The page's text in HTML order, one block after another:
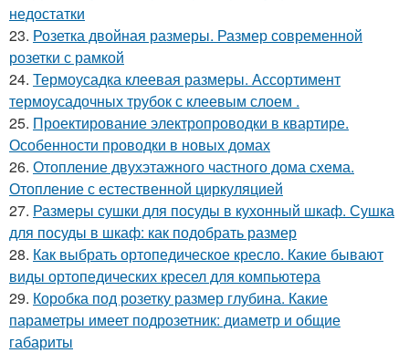
недостатки
23. Розетка двойная размеры. Размер современной
розетки с рамкой
24. Термоусадка клеевая размеры. Ассортимент
термоусадочных трубок с клеевым слоем .
25. Проектирование электропроводки в квартире.
Особенности проводки в новых домах
26. Отопление двухэтажного частного дома схема.
Отопление с естественной циркуляцией
27. Размеры сушки для посуды в кухонный шкаф. Сушка
для посуды в шкаф: как подобрать размер
28. Как выбрать ортопедическое кресло. Какие бывают
виды ортопедических кресел для компьютера
29. Коробка под розетку размер глубина. Какие
параметры имеет подрозетник: диаметр и общие
габариты